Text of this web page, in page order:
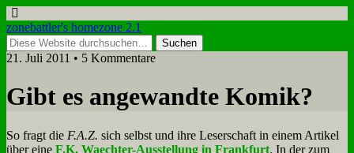
zonebattler's homezone 2.1
21. Juli 2011 • 5 Kommentare
Gibt es an­ge­wand­te Ko­mik?
So fragt die F.A.Z. sich selbst und ih­re Le­ser­schaft in ei­nem Ar­ti­kel
über ei­ne F.K. Waech­ter-Aus­stel­lung in Frank­furt. In der zum